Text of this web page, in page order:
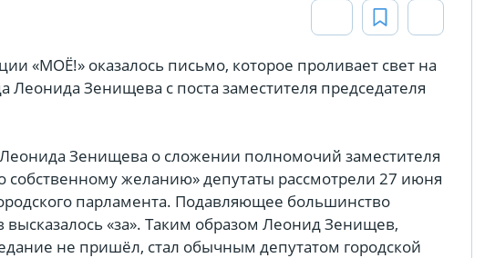
«МОЁ!» оказалось письмо, которое проливает свет на
Леонида Зенищева с поста заместителя председателя
Зенищева о сложении полномочий заместителя
собственному желанию» депутаты рассмотрели 27 июня
парламента. Подавляющее большинство
«за». Таким образом Леонид Зенищев,
не пришёл, стал обычным депутатом городской